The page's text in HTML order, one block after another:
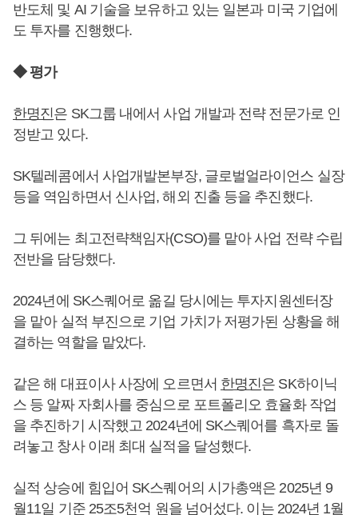
반도체 및 AI 기술을 보유하고 있는 일본과 미국 기업에
도 투자를 진행했다.
◆ 평가
한명진은 SK그룹 내에서 사업 개발과 전략 전문가로 인
정받고 있다.
SK텔레콤에서 사업개발본부장, 글로벌얼라이언스 실장
등을 역임하면서 신사업, 해외 진출 등을 추진했다.
그 뒤에는 최고전략책임자(CSO)를 맡아 사업 전략 수립
전반을 담당했다.
2024년에 SK스퀘어로 옮길 당시에는 투자지원센터장
을 맡아 실적 부진으로 기업 가치가 저평가된 상황을 해
결하는 역할을 맡았다.
같은 해 대표이사 사장에 오르면서 한명진은 SK하이닉
스 등 알짜 자회사를 중심으로 포트폴리오 효율화 작업
을 추진하기 시작했고 2024년에 SK스퀘어를 흑자로 돌
려놓고 창사 이래 최대 실적을 달성했다.
실적 상승에 힘입어 SK스퀘어의 시가총액은 2025년 9
월11일 기준 25조5천억 원을 넘어섰다. 이는 2024년 1월